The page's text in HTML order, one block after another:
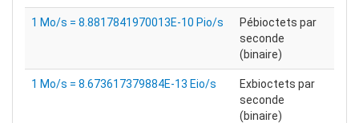
1 Mo/s = 8.8817841970013E-10 Pio/s
Pébioctets par
seconde
(binaire)
1 Mo/s = 8.673617379884E-13 Eio/s
Exbioctets par
seconde
(binaire)